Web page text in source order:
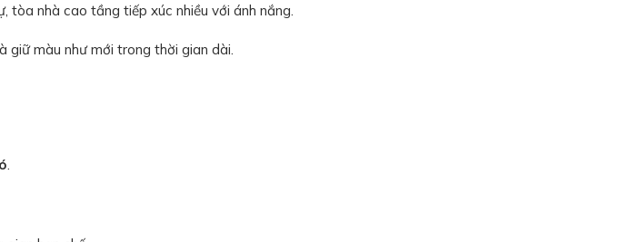
tòa nhà cao tầng tiếp xúc nhiều với ánh nắng.
giữ màu như mới trong thời gian dài.
.